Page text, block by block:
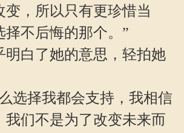
变，所以只有更珍惜当
择不后悔的那个。”
白了她的意思，轻拍她
选择我都会支持，我相信
我们不是为了改变未来而